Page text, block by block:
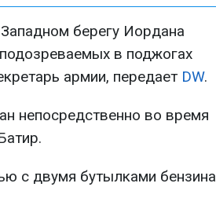
берегу Иордана
в поджогах
армии, передает DW.
непосредственно во время
с двумя бутылками бензина